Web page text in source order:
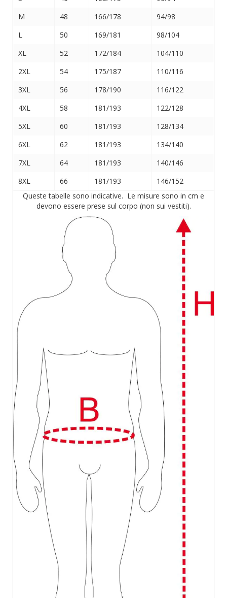
M
48 166/178
94/98
L
50 169/181
98/104
XL
52 172/184
104/110
2XL
54 175/187
110/116
3XL
56 178/190
116/122
4XL
58 181/193
122/128
5XL
60 181/193
128/134
6XL
62 181/193
134/140
7XL
64 181/193
140/146
8XL
66 181/193
146/152
Queste tabelle sono indicative. Le misure sono in cm e
devono essere prese sul corpo (non sui vestiti).